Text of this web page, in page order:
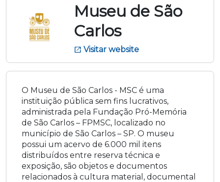
Museu de São
Carlos
open_in_new Visitar website
O Museu de São Carlos - MSC é uma
instituição pública sem fins lucrativos,
administrada pela Fundação Pró-Memória
de São Carlos – FPMSC, localizado no
município de São Carlos – SP. O museu
possui um acervo de 6.000 mil itens
distribuídos entre reserva técnica e
exposição, são objetos e documentos
relacionados à cultura material, documental